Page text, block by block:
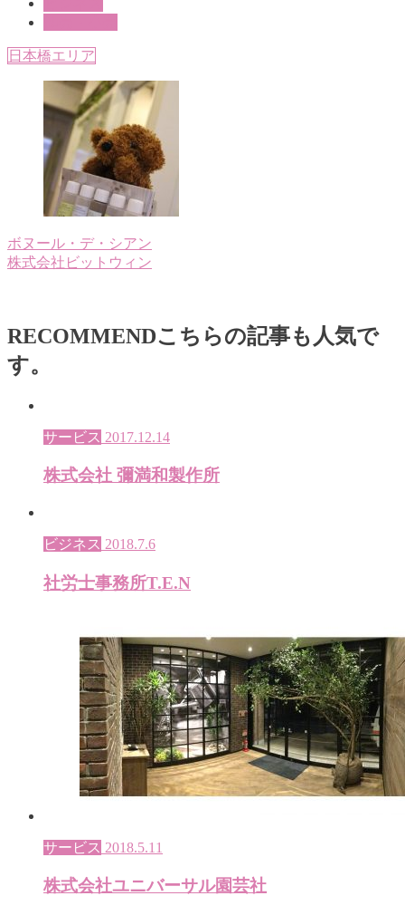
日本橋エリア
ボヌール・デ・シアン
株式会社ビットウィン
RECOMMENDこちらの記事も人気で
す。
サービス 2017.12.14
株式会社 彌満和製作所
ビジネス 2018.7.6
社労士事務所T.E.N
サービス 2018.5.11
株式会社ユニバーサル園芸社